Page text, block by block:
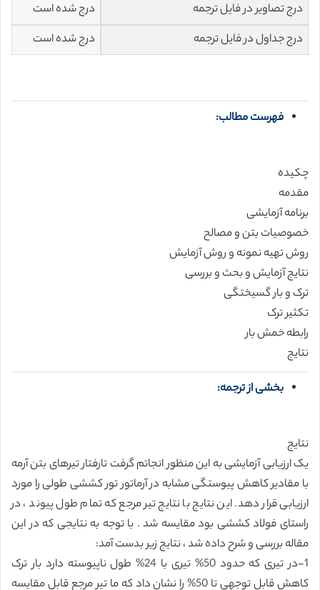
درج تصاویر در فایل ترجمه
درج شده است
درج جداول در فایل ترجمه
درج شده است
فهرست مطالب:
چکیده
مقدمه
برنامه آزمایشی
خصوصیات بتن و مصالح
روش تهیه نمونه و روش آزمایش
نتایج آزمایش و بحث و بررسی
ترک و بار گسیختگی
تکثیر ترک
رابطه خمش بار
نتایج
بخشی از ترجمه:
نتایج
یک ارزیابی آزمایشی به این منظور انجاتم گرفت تارفتار تیرهای بتن آرمه
با مقادیر کاهش پیوستگی مشابه در آرماتور تور کششی طولی را مورد
ارزیابی قرار دهد. این نتایج با نتایج تیر مرجع که تمام طول پیوند ، در
راستای فولاد کششی بود مقایسه شد . با توجه به نتایجی که در این
مقاله بررسی و شرح داده شد ، نتایج زیر بدست آمد:
1-در تیری که حدود 50% تیری با 24% طول ناپیوسته دارد بار ترک
کاهش قابل توجهی تا 50% را نشان داد که ما تیر مرجع قابل مقایسه